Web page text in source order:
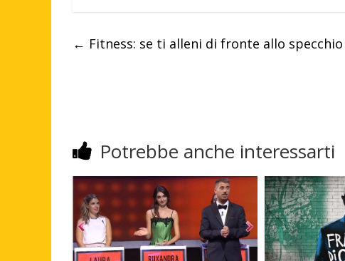
← Fitness: se ti alleni di fronte allo
Potrebbe anche interessarti